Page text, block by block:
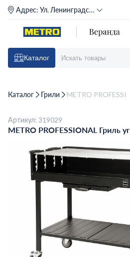
Адрес: Ул. Ленинградское шоссе, д. 71Г (м. Речной вокзал)
Каталог
Каталог Грили METRO
Артикул: 319029
METRO PROFESSIONAL Гриль